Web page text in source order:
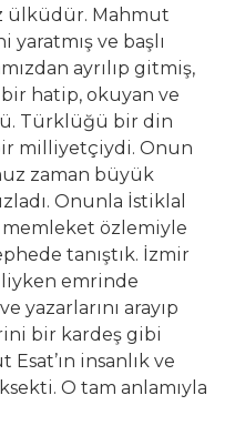
ülküdür. Mahmut
ve başlı
ayrılıp gitmiş,
bir hatip, okuyan ve
Türklüğü bir din
milliyetçiydi. Onun
zaman büyük
Onunla İstiklal
özlemiyle
tanıştık. İzmir
emrinde
yazarlarını arayıp
bir kardeş gibi
insanlık ve
O tam anlamıyla